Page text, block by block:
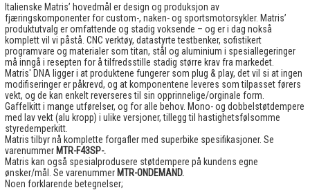
Italienske Matris’ hovedmål er design og produksjon av
fjæringskomponenter for custom-, naken- og sportsmotorsykler. Matris’
produktutvalg er omfattende og stadig voksende – og er i dag nokså
komplett vil vi påstå. CNC verktøy, datastyrte testbenker, sofistikert
programvare og materialer som titan, stål og aluminium i spesiallegeringer
må inngå i resepten for å tilfredsstille stadig større krav fra markedet.
Matris' DNA ligger i at produktene fungerer som plug & play, det vil si at ingen
modifiseringer er påkrevd, og at komponentene leveres som tilpasset førers
vekt, og de kan enkelt reverseres til sin opprinnelige/orginale form.
Gaffelkitt i mange utførelser, og for alle behov. Mono- og dobbelstøtdempere
med lav vekt (alu kropp) i ulike versjoner, tillegg til hastighetsfølsomme
styredemperkitt.
Matris tilbyr nå komplette forgafler med superbike spesifikasjoner. Se
varenummer MTR-F43SP-.
Matris kan også spesialprodusere støtdempere på kundens egne
ønsker/mål. Se varenummer MTR-ONDEMAND.
Noen forklarende betegnelser;